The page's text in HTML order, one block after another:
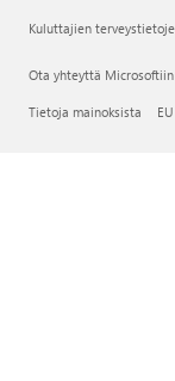
Kuluttajien
Ota yhteyttä Microsoftiin
Tietoja mainoksista